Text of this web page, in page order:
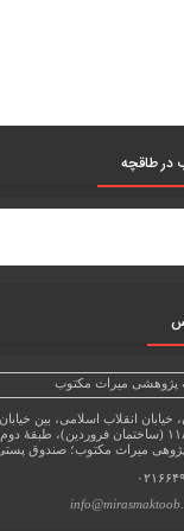
در طاقچه
خیابان انقلاب اسلامی، بین
میراث مکتوب؛ صندوق پستی: ۵۶۹-